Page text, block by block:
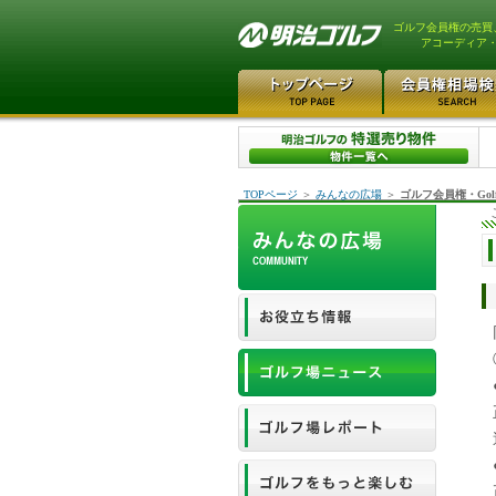
ゴルフ会員権の売
アコーディア
TOPページ ＞ みんなの広場 ＞ ゴルフ会員権・